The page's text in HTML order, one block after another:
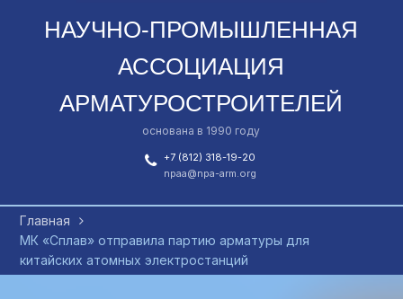
зафиксировали спад в
промышленности
НАУЧНО-ПРОМЫШЛЕННАЯ
АССОЦИАЦИЯ
АРМАТУРОСТРОИТЕЛЕЙ
основана в 1990 году
+7 (812) 318-19-20
npaa@npa-arm.org
Главная
МК «Сплав» отправила партию арматуры для
китайских атомных электростанций